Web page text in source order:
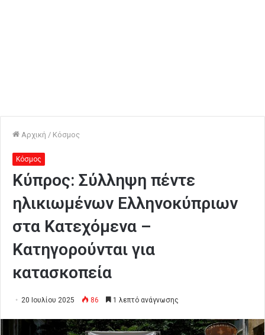
Αρχική / Κόσμος
Κόσμος
Κύπρος: Σύλληψη πέντε
ηλικιωμένων Ελληνοκύπριων
στα Κατεχόμενα –
Κατηγορούνται για
κατασκοπεία
20 Ιουλίου 2025 86 1 λεπτό ανάγνωσης